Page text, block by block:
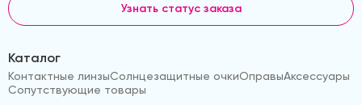
Узнать статус заказа
Каталог
Контактные линзыСолнцезащитные очкиОправыАксессуары
Сопутствующие товары